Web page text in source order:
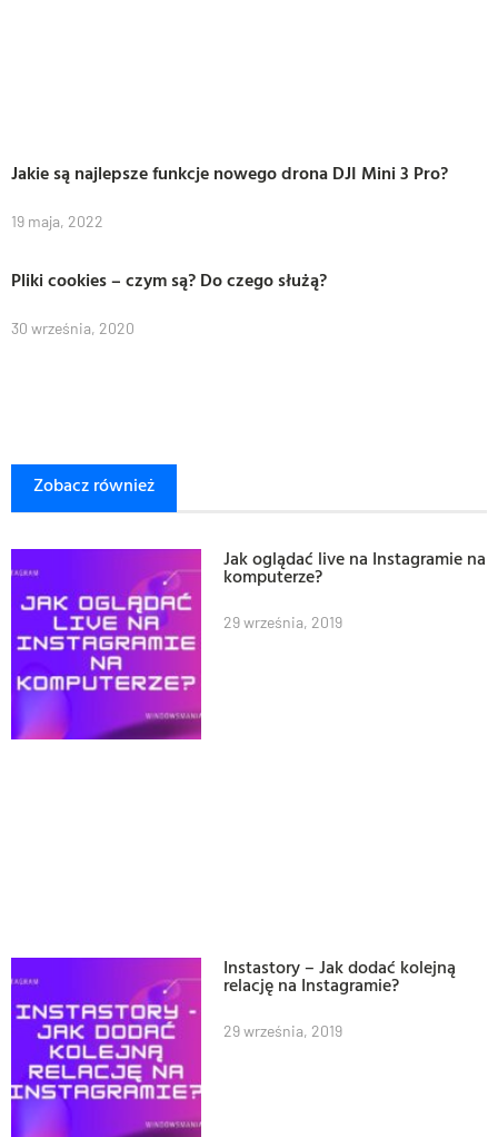
Jakie są najlepsze funkcje nowego drona DJI Mini 3 Pro?
19 maja, 2022
Pliki cookies – czym są? Do czego służą?
30 września, 2020
Zobacz również
Jak oglądać live na Instagramie na
komputerze?
29 września, 2019
Instastory – Jak dodać kolejną
relację na Instagramie?
29 września, 2019